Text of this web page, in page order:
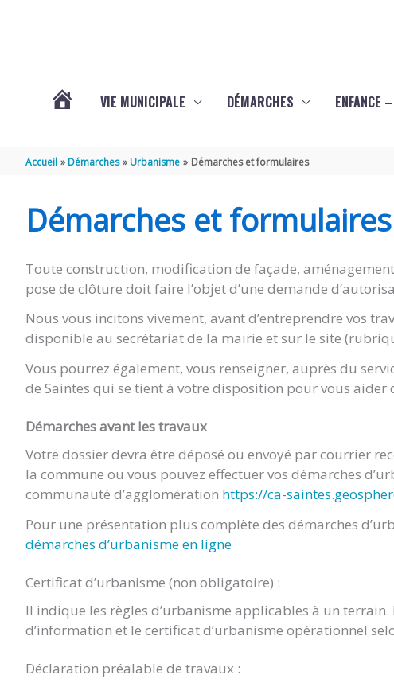
THÉNAC
VIE MUNICIPALE DÉMARCHES ENFANCE
Accueil Démarches Urbanisme Démarches et formulaires
Démarches et formulaires
Toute construction, modification de façade,
pose de clôture doit faire l’objet d’une demande
Nous vous incitons vivement, avant d’entreprendre vos
disponible au secrétariat de la mairie et sur le site
Vous pourrez également, vous renseigner, auprès du
de Saintes qui se tient à votre disposition pour vous aider
Démarches avant les travaux
Votre dossier devra être déposé ou envoyé par courrier
la commune ou vous pouvez effectuer vos démarches
communauté d’agglomération https://ca-
Pour une présentation plus complète des démarches
démarches d’urbanisme en ligne
Certificat d’urbanisme (non obligatoire) :
Il indique les règles d’urbanisme applicables à un
d’information et le certificat d’urbanisme opérationnel
Déclaration préalable de travaux :